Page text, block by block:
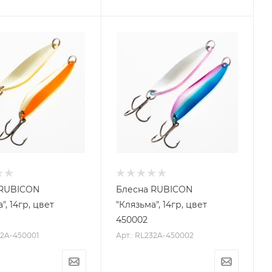
14гр, цвет
450001
Блесна RUBICON
"Клязьма", 14гр, цвет
450002
Арт.: RL232A-450002